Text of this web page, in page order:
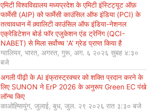
एमिटी विश्वविद्यालय मध्यप्रदेश के एमिटी इंस्टिट्यूट ऑफ़
फार्मेसी (AIP) को फार्मेसी काउंसिल ऑफ इंडिया (PCI) के
तत्वावधान में क़्वालिटी काउंसिल ऑफ इंडिया-नेशनल
एक्रेडिटेशन बोर्ड फॉर एजुकेशन एंड ट्रेनिंग (QCI-
NABET) से मिला सर्वोच्च 'A' ग्रेड प्राप्त किया है
ग्वालियर, भारत, अगस्त, गुरू, अग. ६ २०२६ सुबह ४:३०
बजे
अगली पीढ़ी के AI इंफ्रास्ट्रक्चर को शक्ति प्रदान करने के
लिए SUNON ने ErP 2026 के अनुरूप Green EC पंखे
लॉन्च किए
काओह्सियुंग, जुलाई, बुध, जुल. २९ २०२६ रात ३:३० बजे